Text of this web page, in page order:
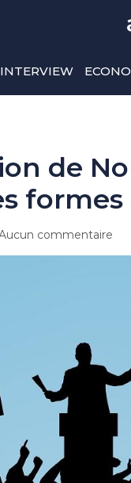
INTERVIEW
de
commentaire